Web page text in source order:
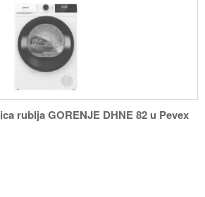
rublja GORENJE DHNE 82 u Pevex